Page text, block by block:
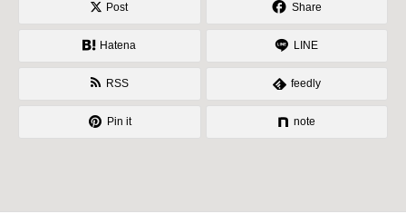
Post Share
Hatena LINE
RSS feedly
Pin it note